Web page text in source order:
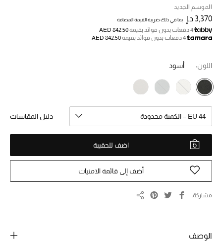
تسوقوا الآن
ما وصلنا حديثاً
ما وصلنا حديثاً
الموسم الجديد
النساء
الحقائب النسائية
أحذية النسائية
الأطفال
الموسم الجديد
3,370 د.إ بما في ذلك ضريبة القيمة المضافة
4 دفعات بدون فوائد بقيمة
AED 842.50
4 دفعات بدون فوائد بقيمة
AED 842.50
اللون: أسود
EU 44 – الكمية محدودة دليل المقاسات
اضف للحقيبة
أضف إلى قائمة الامنيات
مشاركة
الوصف